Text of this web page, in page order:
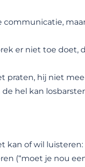
er niet toe doet,
praten, hij niet
hel kan
kan of wil luisteren:
(“moet je nou